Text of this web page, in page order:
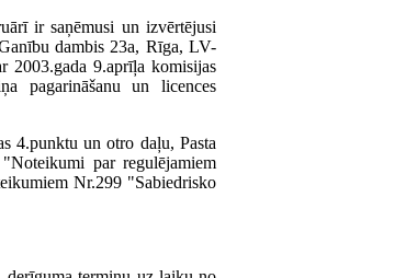
ir saņēmusi un izvērtējusi
dambis 23a, Rīga, LV-
9.aprīļa komisijas
pagarināšanu un licences
4.punktu un otro daļu, Pasta
par regulējamiem
Nr.299 "Sabiedrisko